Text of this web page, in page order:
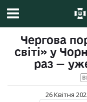
Чергова
світі» у
раз —
26 Квітня